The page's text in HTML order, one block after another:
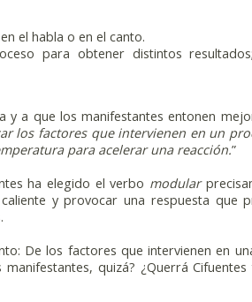
el habla o en el canto.
para obtener distintos
y a que los manifestantes entonen
los factores que intervienen en un
para acelerar una reacción.”
ha elegido el verbo modular
y provocar una respuesta que
De los factores que intervienen en
quizá? ¿Querrá